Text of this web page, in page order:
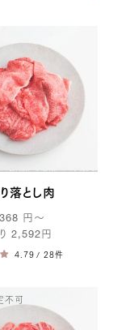
落とし肉
円 〜
2,592 円
/ 28件
不可